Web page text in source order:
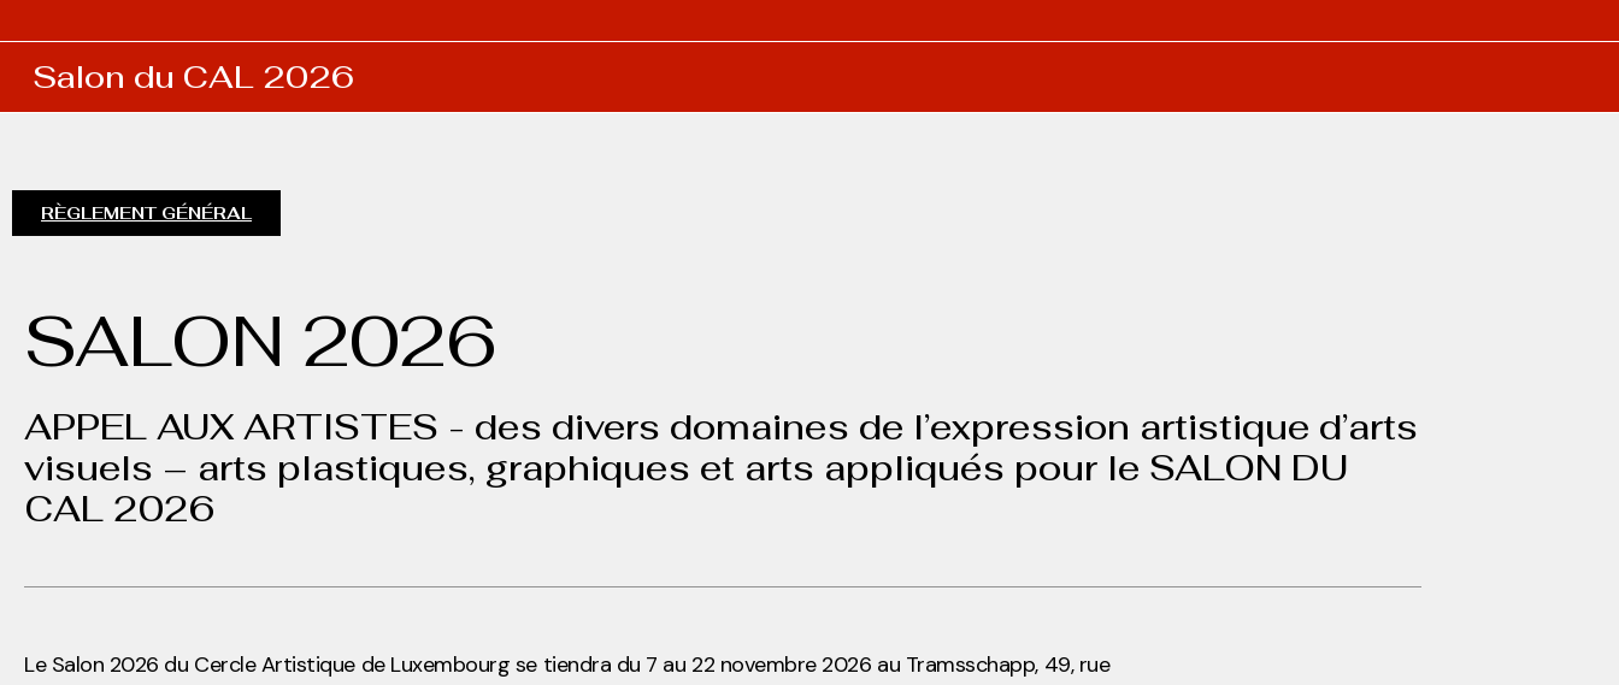
Salon du CAL 2026
RÈGLEMENT GÉNÉRAL
SALON 2026
APPEL AUX ARTISTES - des divers domaines de l’expression artistique d’arts
visuels – arts plastiques, graphiques et arts appliqués pour le SALON DU
CAL 2026
Le Salon 2026 du Cercle Artistique de Luxembourg se tiendra du 7 au 22 novembre 2026 au Tramsschapp, 49, rue